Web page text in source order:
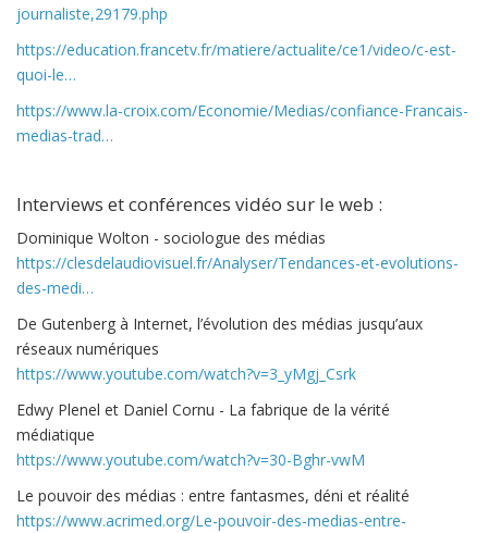
journaliste,29179.php
https://education.francetv.fr/matiere/actualite/ce1/video/c-est-
quoi-le…
https://www.la-croix.com/Economie/Medias/confiance-Francais-
medias-trad…
Interviews et conférences vidéo sur le web :
Dominique Wolton - sociologue des médias
https://clesdelaudiovisuel.fr/Analyser/Tendances-et-evolutions-
des-medi…
De Gutenberg à Internet, l’évolution des médias jusqu’aux
réseaux numériques
https://www.youtube.com/watch?v=3_yMgj_Csrk
Edwy Plenel et Daniel Cornu - La fabrique de la vérité
médiatique
https://www.youtube.com/watch?v=30-Bghr-vwM
Le pouvoir des médias : entre fantasmes, déni et réalité
https://www.acrimed.org/Le-pouvoir-des-medias-entre-